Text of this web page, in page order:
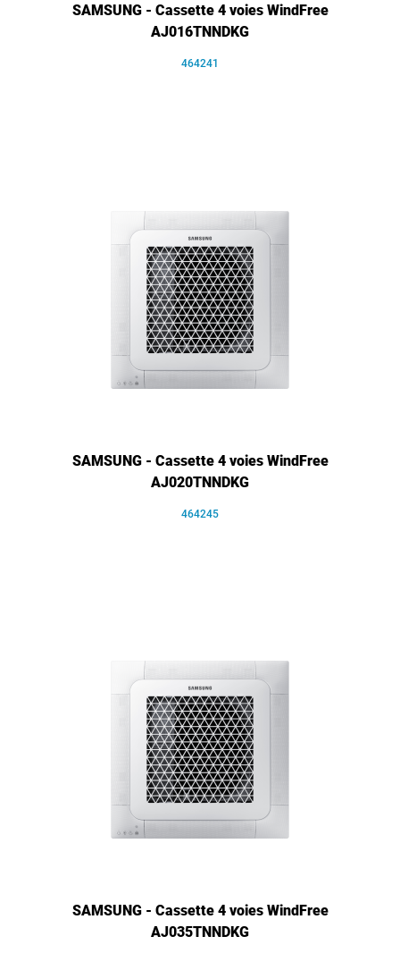
SAMSUNG - Cassette 4 voies WindFree
AJ016TNNDKG
464241
SAMSUNG - Cassette 4 voies WindFree
AJ020TNNDKG
464245
SAMSUNG - Cassette 4 voies WindFree
AJ035TNNDKG